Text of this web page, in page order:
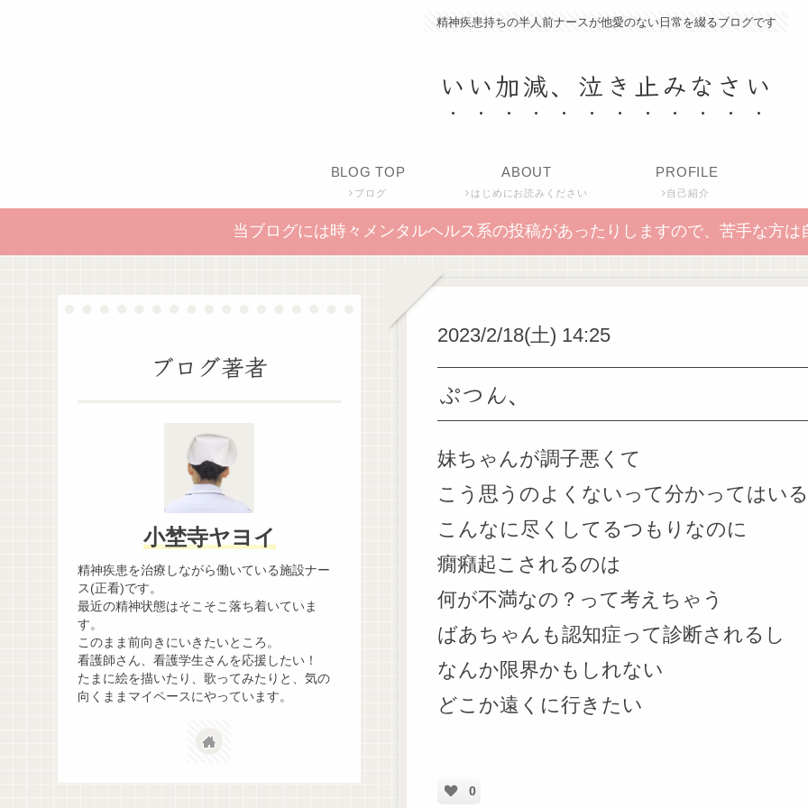
精神疾患持ちの半人前ナースが他愛のない日常を綴るブログです
いい加減、泣き止みなさい
BLOG TOP
ブログ
ABOUT
はじめにお読みください
PROFILE
自己紹介
当ブログには時々メンタルヘルス系の投稿があったりしますので、苦手な方
2023/2/18(土) 14:25
ぷつん、
妹ちゃんが調子悪くて
こう思うのよくないって分かってはい
こんなに尽くしてるつもりなのに
癇癪起こされるのは
何が不満なの？って考えちゃう
ばあちゃんも認知症って診断されるし
なんか限界かもしれない
どこか遠くに行きたい
0
ブログ著者
小埜寺ヤヨイ
精神疾患を治療しながら働いている施設ナー
ス(正看)です。
最近の精神状態はそこそこ落ち着いていま
す。
このまま前向きにいきたいところ。
看護師さん、看護学生さんを応援したい！
たまに絵を描いたり、歌ってみたりと、気の
向くままマイペースにやっています。